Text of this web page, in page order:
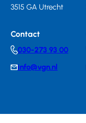
3515 GA Utrecht
Contact
Telephonenumber
030-273 93 00
E-info@vgn.nl